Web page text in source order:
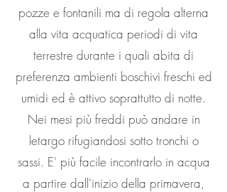
pozze e fontanili ma di regola alterna
alla vita acquatica periodi di vita
terrestre durante i quali abita di
preferenza ambienti boschivi freschi ed
umidi ed è attivo soprattutto di notte.
Nei mesi più freddi può andare in
letargo rifugiandosi sotto tronchi o
sassi. E' più facile incontrarlo in acqua
a partire dall'inizio della primavera,